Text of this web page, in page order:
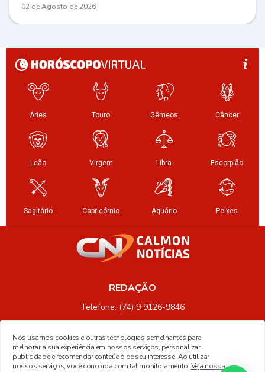
02 de Agosto de 2026
REDAÇÃO
Telefone: (74) 9 9126-9846
Nós usamos cookies e outras tecnologias semelhantes para
melhorar a sua experiência em nossos serviços, personalizar
publicidade e recomendar conteúdo de seu interesse. Ao utilizar
nossos serviços, você concorda com tal monitoramento.Veja nossa